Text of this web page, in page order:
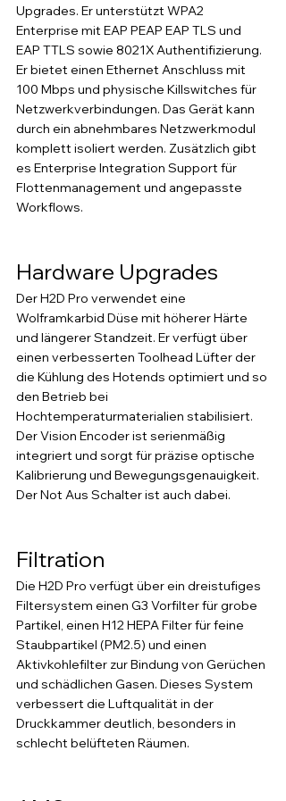
Upgrades. Er unterstützt WPA2
Enterprise mit EAP PEAP EAP TLS und
EAP TTLS sowie 8021X Authentifizierung.
Er bietet einen Ethernet Anschluss mit
100 Mbps und physische Killswitches für
Netzwerkverbindungen. Das Gerät kann
durch ein abnehmbares Netzwerkmodul
komplett isoliert werden. Zusätzlich gibt
es Enterprise Integration Support für
Flottenmanagement und angepasste
Workflows.
Hardware Upgrades
Der H2D Pro verwendet eine
Wolframkarbid Düse mit höherer Härte
und längerer Standzeit. Er verfügt über
einen verbesserten Toolhead Lüfter der
die Kühlung des Hotends optimiert und so
den Betrieb bei
Hochtemperaturmaterialien stabilisiert.
Der Vision Encoder ist serienmäßig
integriert und sorgt für präzise optische
Kalibrierung und Bewegungsgenauigkeit.
Der Not Aus Schalter ist auch dabei.
Filtration
Die H2D Pro verfügt über ein dreistufiges
Filtersystem einen G3 Vorfilter für grobe
Partikel, einen H12 HEPA Filter für feine
Staubpartikel (PM2.5) und einen
Aktivkohlefilter zur Bindung von Gerüchen
und schädlichen Gasen. Dieses System
verbessert die Luftqualität in der
Druckkammer deutlich, besonders in
schlecht belüfteten Räumen.